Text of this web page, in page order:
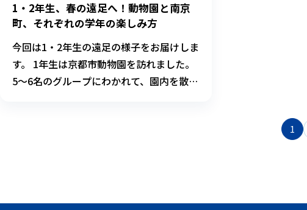
1・2年生、春の遠足へ！動物園と南京
町、それぞれの学年の楽しみ方
今回は1・2年生の遠足の様子をお届けしま
す。 1年生は京都市動物園を訪れました。
5～6名のグループにわかれて、園内を散
1